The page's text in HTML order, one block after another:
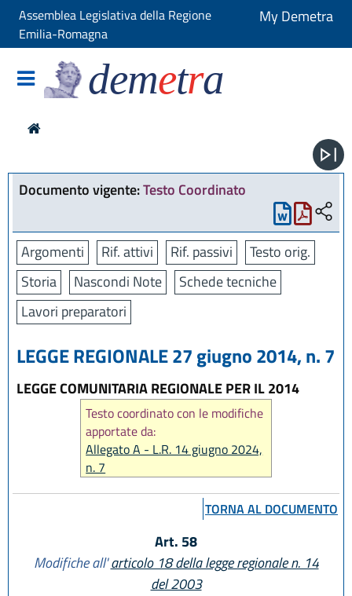
Assemblea Legislativa della Regione
Emilia-Romagna
My Demetra
demetra
Documento vigente:Testo Coordinato
Argomenti Rif. attivi Rif. passivi
Testo orig.
Storia
Nascondi Note
Schede tecniche
Lavori preparatori
LEGGE REGIONALE 27 giugno 2014, n. 7
LEGGE COMUNITARIA REGIONALE PER IL 2014
Testo coordinato con le modifiche
apportate da:
Allegato A - L.R. 14 giugno 2024,
n. 7
TORNA AL DOCUMENTO
Art. 58
Modifiche all'articolo 18 della legge regionale n. 14
del 2003